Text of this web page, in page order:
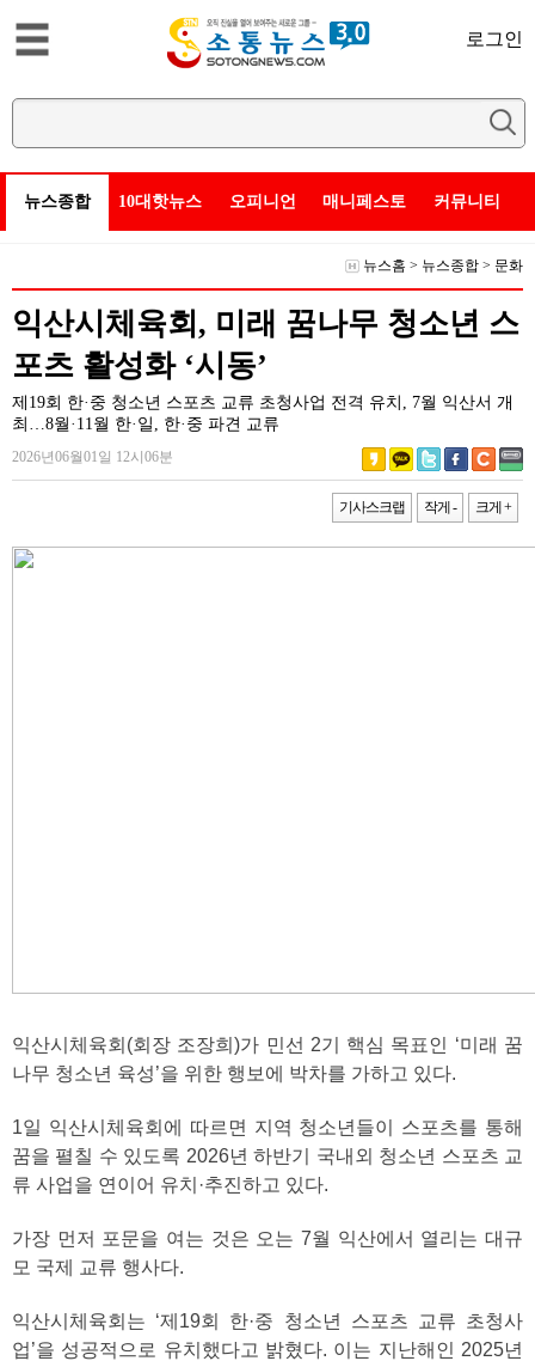
로그인
뉴스종합 10대핫뉴스 오피니언 매니페스토 커뮤니티
뉴스홈 > 뉴스종합 > 문화
익산시체육회, 미래 꿈나무 청소년 스
포츠 활성화 ‘시동’
제19회 한·중 청소년 스포츠 교류 초청사업 전격 유치, 7월 익산서 개
최…8월·11월 한·일, 한·중 파견 교류
2026년06월01일 12시06분
기사스크랩 작게 - 크게 +
익산시체육회(회장 조장희)가 민선 2기 핵심 목표인 ‘미래 꿈
나무 청소년 육성’을 위한 행보에 박차를 가하고 있다.
1일 익산시체육회에 따르면 지역 청소년들이 스포츠를 통해
꿈을 펼칠 수 있도록 2026년 하반기 국내외 청소년 스포츠 교
류 사업을 연이어 유치·추진하고 있다.
가장 먼저 포문을 여는 것은 오는 7월 익산에서 열리는 대규
모 국제 교류 행사다.
익산시체육회는 ‘제19회 한·중 청소년 스포츠 교류 초청사
업’을 성공적으로 유치했다고 밝혔다. 이는 지난해인 2025년